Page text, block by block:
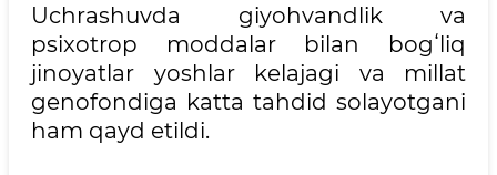
Uchrashuvda giyohvandlik va
psixotrop moddalar bilan bogʻliq
jinoyatlar yoshlar kelajagi va millat
genofondiga katta tahdid solayotgani
ham qayd etildi.